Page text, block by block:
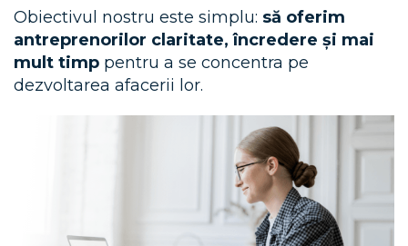
Obiectivul nostru este simplu: să oferim
antreprenorilor claritate, încredere și mai
mult timp pentru a se concentra pe
dezvoltarea afacerii lor.